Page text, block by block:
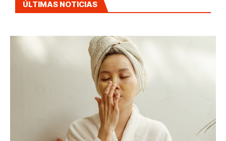
ÚLTIMAS NOTICIAS